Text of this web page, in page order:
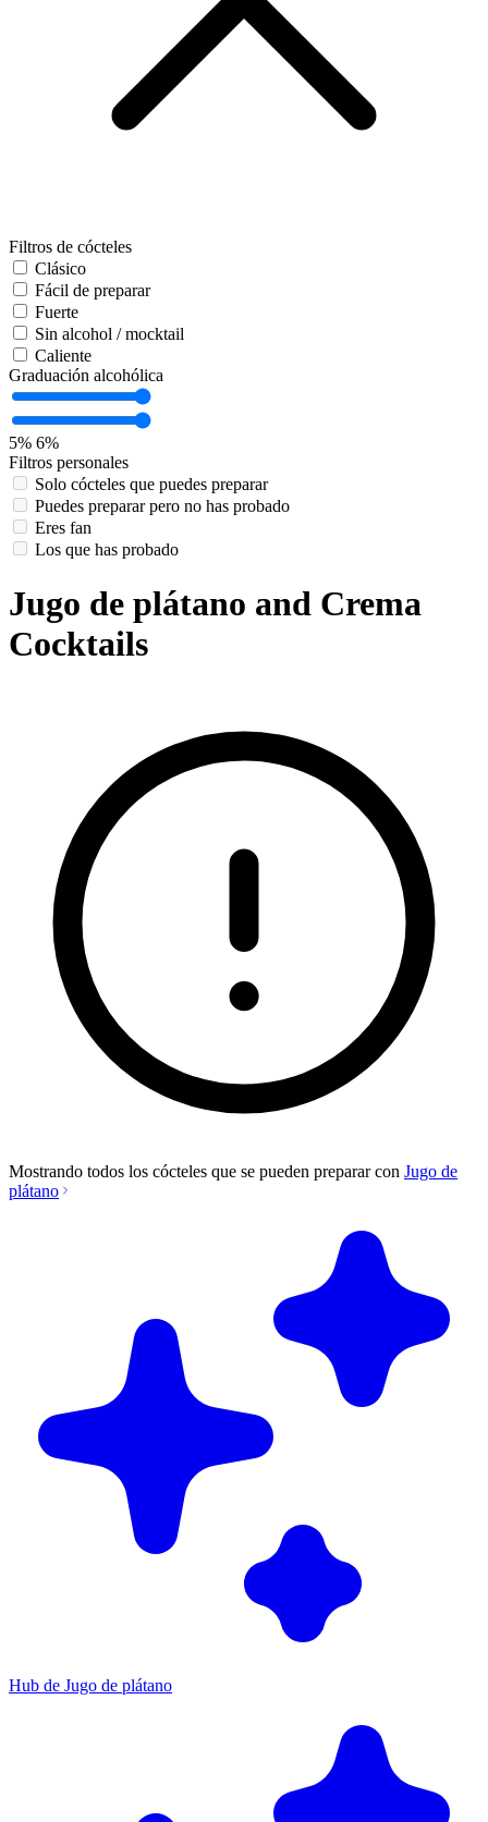
Filtros de cócteles
Clásico
Fácil de preparar
Fuerte
Sin alcohol / mocktail
Caliente
Graduación alcohólica
5% 6%
Filtros personales
Solo cócteles que puedes preparar
Puedes preparar pero no has probado
Eres fan
Los que has probado
Jugo de plátano and Crema
Cocktails
Mostrando todos los cócteles que se pueden preparar con Jugo de
plátano
Hub de Jugo de plátano